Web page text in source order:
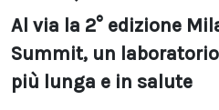
Al via la 2° edizione
Summit, un
più lunga e in salute